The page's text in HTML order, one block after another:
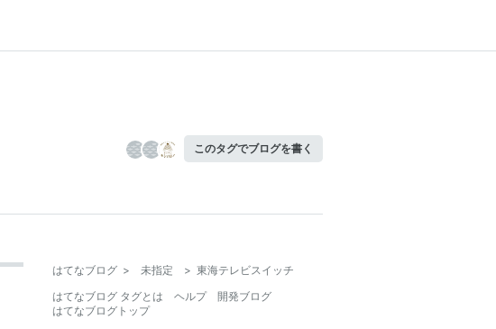
このタグでブログを書く
はてなブログ > 未指定 > 東海テレビスイッチ
はてなブログ タグとは
ヘルプ
開発ブログ
はてなブログトップ